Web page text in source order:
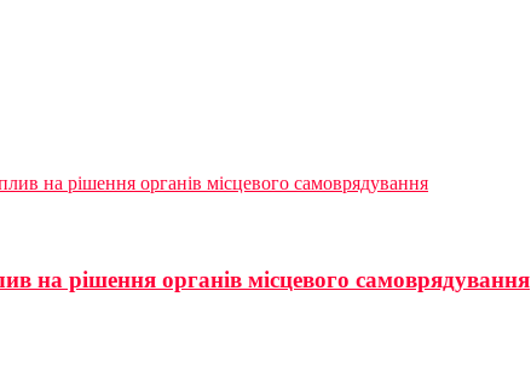
на рішення органів місцевого самоврядування
на рішення органів місцевого самоврядування